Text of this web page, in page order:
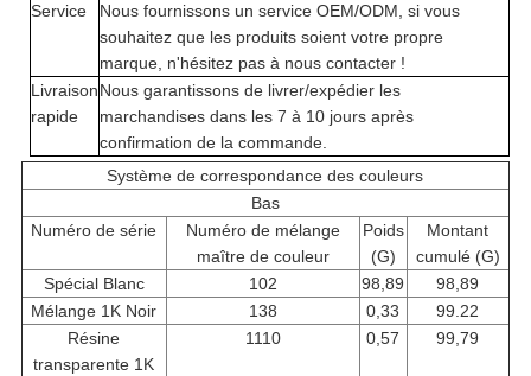
Service
Nous fournissons un service OEM/ODM, si vous
souhaitez que les produits soient votre propre
marque, n'hésitez pas à nous contacter !
Livraison
rapide
Nous garantissons de livrer/expédier les
marchandises dans les 7 à 10 jours après
confirmation de la commande.
Système de correspondance des couleurs
Bas
Numéro de série
Numéro de mélange
maître de couleur
Poids
(G)
Montant
cumulé (G)
Spécial Blanc
102 98,89
98,89
Mélange 1K Noir
138 0,33
99.22
Résine
transparente 1K
1110 0,57 99,79